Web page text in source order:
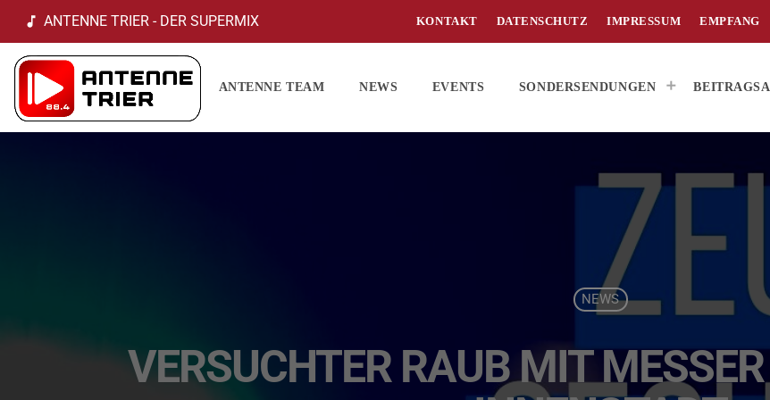
music_note ANTENNE TRIER - DER SUPERMIX KONTAKT DATENSCHUTZ IMPRESSUM EMPFANG
ANTENNE TEAM NEWS EVENTS SONDERSENDUNGEN
NEWS
VERSUCHTER RAUB MIT